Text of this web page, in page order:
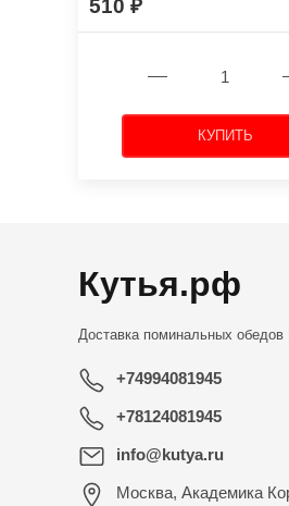
510
КУПИТЬ
Кутья.рф
Доставка поминальных обедов
+74994081945
+78124081945
info@kutya.ru
Москва, Академика